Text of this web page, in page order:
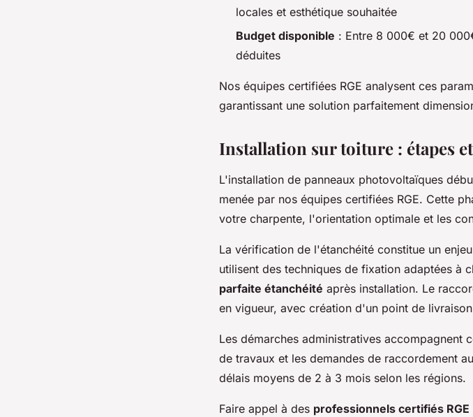
locales et esthétique souhaitée
Budget disponible : Entre 8 000€ et 20
déduites
Nos équipes certifiées RGE analysent ces
garantissant une solution parfaitement
Installation sur toiture : étapes
L'installation de panneaux photovoltaïques
menée par nos équipes certifiées RGE. Cette
votre charpente, l'orientation optimale et les
La vérification de l'étanchéité constitue un
utilisent des techniques de fixation adaptées à
parfaite étanchéité après installation. Le
en vigueur, avec création d'un point de
Les démarches administratives accompagnent
de travaux et les demandes de raccordement
délais moyens de 2 à 3 mois selon les régions.
Faire appel à des professionnels certifiés RGE